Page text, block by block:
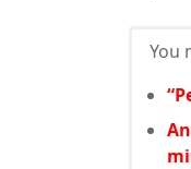
You